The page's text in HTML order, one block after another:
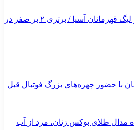
آغاز خوب سپاهان در لیگ قهرمانان آسیا / برتری ۲ بر صفر در
با حضور چهره‌های بزرگ فوتبال قبل
مدال طلای بوکس زنان، مرد از آب